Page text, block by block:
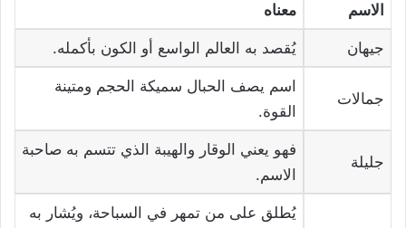
الاسم معناه
جيهان يُقصد به العالم الواسع أو الكون بأكمله.
جمالات
اسم يصف الحبال سميكة الحجم ومتينة
القوة.
جليلة
فهو يعني الوقار والهيبة الذي تتسم به صاحبة
الاسم.
يُطلق على من تمهر في السباحة، ويُشار به